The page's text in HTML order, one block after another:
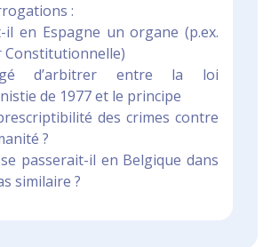
:
il en Espagne un organe (p.ex.
Constitutionnelle)
d’arbitrer entre la loi
de 1977 et le principe
des crimes contre
?
passerait-il en Belgique dans
similaire ?